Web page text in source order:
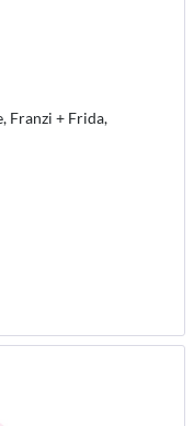
Franzi + Frida,